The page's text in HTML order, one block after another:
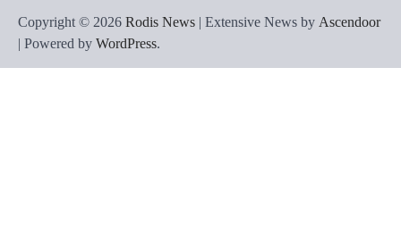
Copyright © 2026 Rodis News | Extensive News by Ascendoor
| Powered by WordPress.